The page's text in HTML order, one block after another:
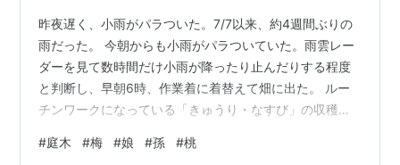
昨夜遅く、小雨がパラついた。7/7以来、約4週間ぶりの
雨だった。 今朝からも小雨がパラついていた。雨雲レー
ダーを見て数時間だけ小雨が降ったり止んだりする程度
と判断し、早朝6時、作業着に着替えて畑に出た。 ルー
チンワークになっている「きゅうり・なすび」の収穫と
にとりかかった。 ・・・用意した「エンジンチェーンソ
#庭木 #梅 #娘 #孫 #桃